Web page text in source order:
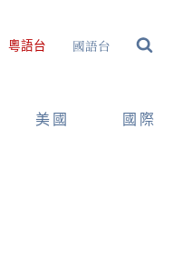
粵語台 國語台
美國 國際